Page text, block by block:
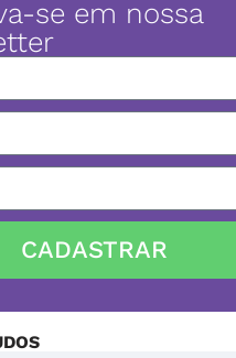
se em nossa
CADASTRAR